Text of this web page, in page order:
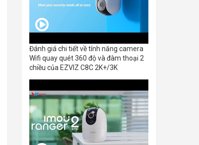
Đánh giá chi tiết về tính năng camera
Wifi quay quét 360 độ và đàm thoại 2
chiều của EZVIZ C8C 2K+/3K